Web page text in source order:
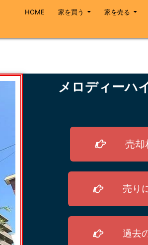
HOME 家を買う 家を売る
メロディーハ
売却
売り
過去